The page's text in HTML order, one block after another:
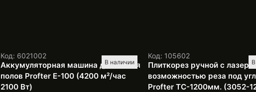
В наличии
Код: 6021002
Аккумуляторная машина для мытья
полов Profter E-100 (4200 м²/час
2100 Вт)
Код: 105602
Плиткорез ручной с
возможностью реза под
Profter TC-1200мм. (3052-